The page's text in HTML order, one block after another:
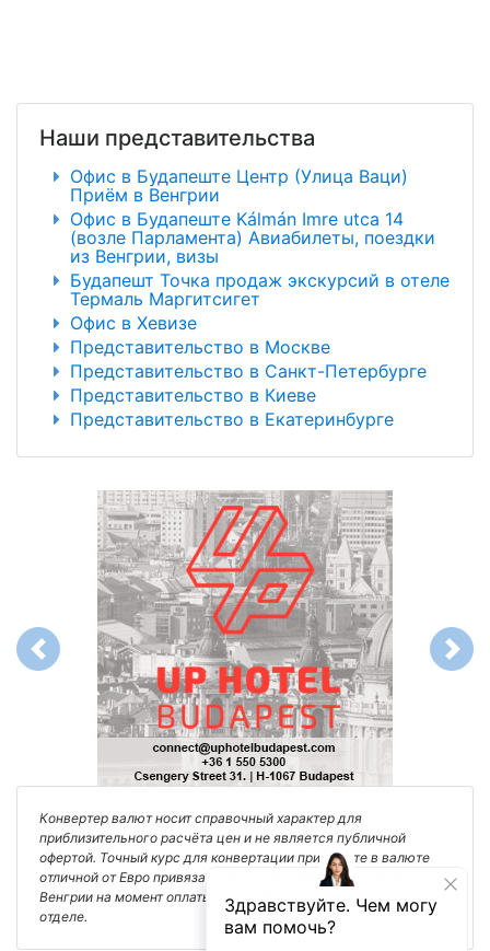
Наши представительства
Офис в Будапеште Центр (Улица Ваци)
Приём в Венгрии
Офис в Будапеште Kálmán Imre utca 14
(возле Парламента) Авиабилеты, поездки
из Венгрии, визы
Будапешт Точка продаж экскурсий в отеле
Термаль Маргитсигет
Офис в Хевизе
Представительство в Москве
Представительство в Санкт-Петербурге
Представительство в Киеве
Представительство в Екатеринбурге
Previous Next
Конвертер валют носит справочный характер для
приблизительного расчёта цен и не является публичной
офертой. Точный курс для конвертации при оплате в валюте
отличной от Евро привязан к курсу Национального Банка
Венгрии на момент оплаты. Уточняйте его в финансовом
отделе.